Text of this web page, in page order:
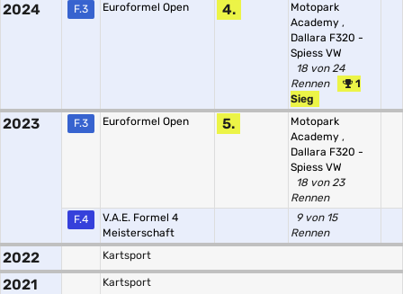
2024 F.3 Euroformel Open 4.
Motopark
Academy ,
Dallara F320 -
Spiess VW
18 von 24
Rennen
1
Sieg
2023 F.3 Euroformel Open 5.
Motopark
Academy ,
Dallara F320 -
Spiess VW
18 von 23
Rennen
F.4
V.A.E. Formel 4
Meisterschaft
9 von 15
Rennen
2022 Kartsport
2021 Kartsport